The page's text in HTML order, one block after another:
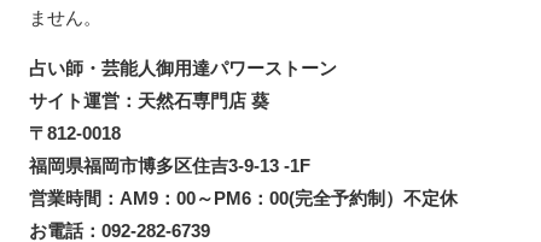
ません。
占い師・芸能人御用達パワーストーン
サイト運営：天然石専門店 葵
〒812-0018
福岡県福岡市博多区住吉3-9-13 -1F
営業時間：AM9：00～PM6：00(完全予約制）不定休
お電話：092-282-6739